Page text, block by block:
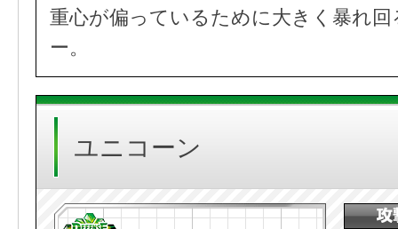
重心が偏っているために大きく暴れ
ー。
ユニコーン